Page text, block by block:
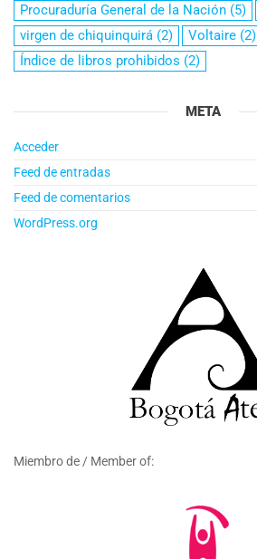
Procuraduría General de la Nación (5)
virgen de chiquinquirá (2) Voltaire (2)
Índice de libros prohibidos (2)
META
Acceder
Feed de entradas
Feed de comentarios
WordPress.org
Miembro de / Member of: